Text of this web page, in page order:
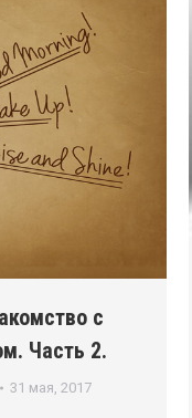
с
Часть 2.
31 мая, 2017